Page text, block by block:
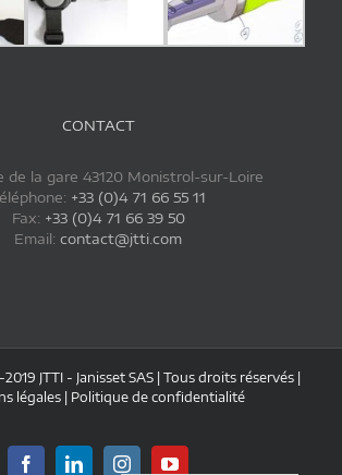
CONTACT
de la gare 43120 Monistrol-sur-Loire
+33 (0)4 71 66 55 11
Fax: +33 (0)4 71 66 39 50
Email: contact@jtti.com
JTTI - Janisset SAS | Tous droits réservés |
légales | Politique de confidentialité
FacebookLinkedInInstagramYouTube